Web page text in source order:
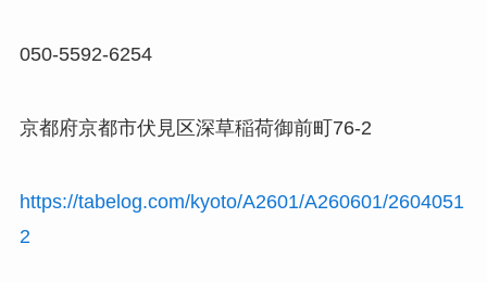
050-5592-6254
京都府京都市伏見区深草稲荷御前町76-2
https://tabelog.com/kyoto/A2601/A260601/2604051
2